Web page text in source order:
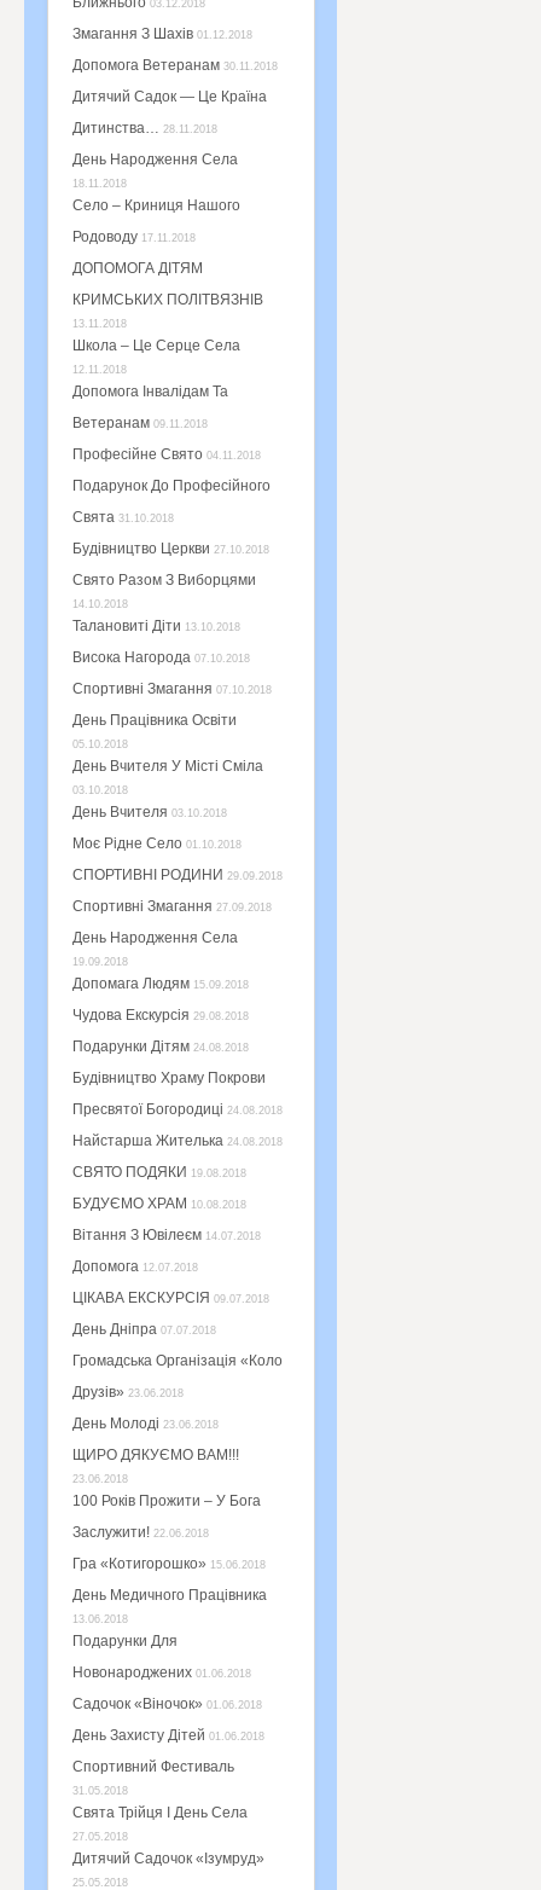
03.12.2018
Змагання З Шахів 01.12.2018
Допомога Ветеранам 30.11.2018
Дитячий Садок — Це Країна
Дитинства… 28.11.2018
День Народження Села
18.11.2018
Село – Криниця Нашого
Родоводу 17.11.2018
ДОПОМОГА ДІТЯМ
КРИМСЬКИХ ПОЛІТВЯЗНІВ
13.11.2018
Школа – Це Серце Села
12.11.2018
Допомога Інвалідам Та
Ветеранам 09.11.2018
Професійне Свято 04.11.2018
Подарунок До Професійного
Свята 31.10.2018
Будівництво Церкви 27.10.2018
Свято Разом З Виборцями
14.10.2018
Талановиті Діти 13.10.2018
Висока Нагорода 07.10.2018
Спортивні Змагання 07.10.2018
День Працівника Освіти
05.10.2018
День Вчителя У Місті Сміла
03.10.2018
День Вчителя 03.10.2018
Моє Рідне Село 01.10.2018
СПОРТИВНІ РОДИНИ 29.09.2018
Спортивні Змагання 27.09.2018
День Народження Села
19.09.2018
Допомага Людям 15.09.2018
Чудова Екскурсія 29.08.2018
Подарунки Дітям 24.08.2018
Будівництво Храму Покрови
Пресвятої Богородиці 24.08.2018
Найстарша Жителька 24.08.2018
СВЯТО ПОДЯКИ 19.08.2018
БУДУЄМО ХРАМ 10.08.2018
Вітання З Ювілеєм 14.07.2018
Допомога 12.07.2018
ЦІКАВА ЕКСКУРСІЯ 09.07.2018
День Дніпра 07.07.2018
Громадська Організація «Коло
Друзів» 23.06.2018
День Молоді 23.06.2018
ЩИРО ДЯКУЄМО ВАМ!!!
23.06.2018
100 Років Прожити – У Бога
Заслужити! 22.06.2018
Гра «Котигорошко» 15.06.2018
День Медичного Працівника
13.06.2018
Подарунки Для
Новонароджених 01.06.2018
Садочок «Віночок» 01.06.2018
День Захисту Дітей 01.06.2018
Спортивний Фестиваль
31.05.2018
Свята Трійця І День Села
27.05.2018
Дитячий Садочок «Ізумруд»
25.05.2018